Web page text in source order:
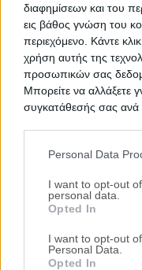
διαφημίσεων και του
εις βάθος γνώση του
περιεχόμενο. Κάντε
χρήση αυτής της
προσωπικών σας
Μπορείτε να αλλάξετε
συγκατάθεσής σας ανά
services and may
not limited to your visit
grant or deny consent
use your data for
consent section.
Personal Data
I want to opt-out
personal data.
Opted In
I want to opt-out
Personal Data.
Opted In